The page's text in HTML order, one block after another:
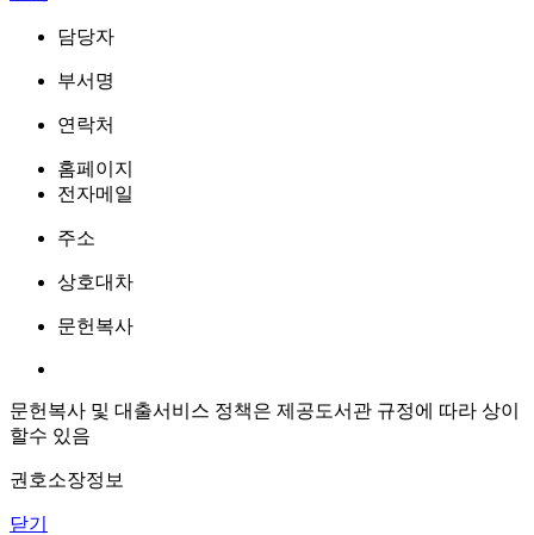
담당자
부서명
연락처
홈페이지
전자메일
주소
상호대차
문헌복사
문헌복사 및 대출서비스 정책은 제공도서관 규정에 따라 상이
할수 있음
권호소장정보
닫기